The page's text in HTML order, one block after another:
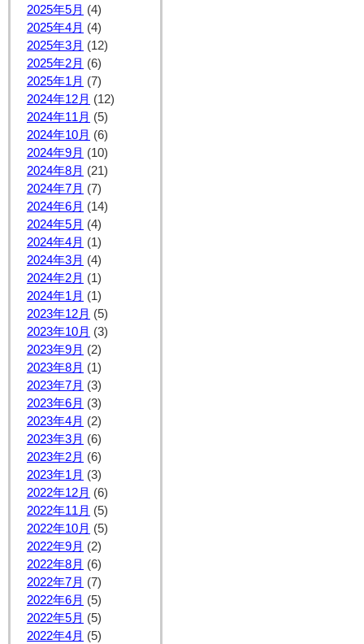
2025年5月 (4)
2025年4月 (4)
2025年3月 (12)
2025年2月 (6)
2025年1月 (7)
2024年12月 (12)
2024年11月 (5)
2024年10月 (6)
2024年9月 (10)
2024年8月 (21)
2024年7月 (7)
2024年6月 (14)
2024年5月 (4)
2024年4月 (1)
2024年3月 (4)
2024年2月 (1)
2024年1月 (1)
2023年12月 (5)
2023年10月 (3)
2023年9月 (2)
2023年8月 (1)
2023年7月 (3)
2023年6月 (3)
2023年4月 (2)
2023年3月 (6)
2023年2月 (6)
2023年1月 (3)
2022年12月 (6)
2022年11月 (5)
2022年10月 (5)
2022年9月 (2)
2022年8月 (6)
2022年7月 (7)
2022年6月 (5)
2022年5月 (5)
2022年4月 (5)